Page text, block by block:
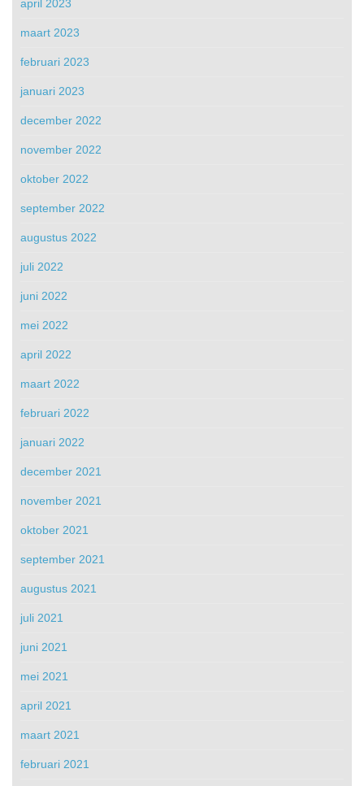
april 2023
maart 2023
februari 2023
januari 2023
december 2022
november 2022
oktober 2022
september 2022
augustus 2022
juli 2022
juni 2022
mei 2022
april 2022
maart 2022
februari 2022
januari 2022
december 2021
november 2021
oktober 2021
september 2021
augustus 2021
juli 2021
juni 2021
mei 2021
april 2021
maart 2021
februari 2021